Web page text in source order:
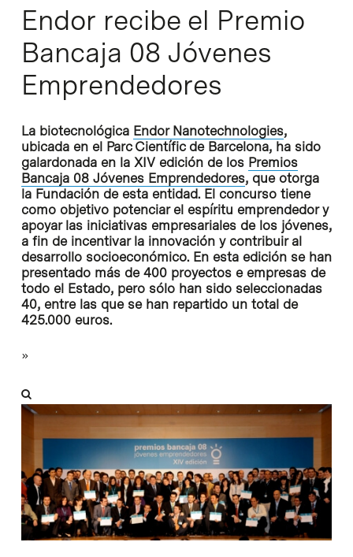
Endor recibe el Premio
Bancaja 08 Jóvenes
Emprendedores
La biotecnológica Endor Nanotechnologies,
ubicada en el Parc Científic de Barcelona, ha sido
galardonada en la XIV edición de los Premios
Bancaja 08 Jóvenes Emprendedores, que otorga
la Fundación de esta entidad. El concurso tiene
como objetivo potenciar el espíritu emprendedor y
apoyar las iniciativas empresariales de los jóvenes,
a fin de incentivar la innovación y contribuir al
desarrollo socioeconómico. En esta edición se han
presentado más de 400 proyectos e empresas de
todo el Estado, pero sólo han sido seleccionadas
40, entre las que se han repartido un total de
425.000 euros.
»